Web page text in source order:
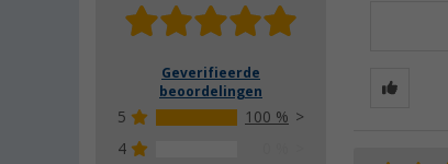
Geverifieerde
beoordelingen
5
100 %
4